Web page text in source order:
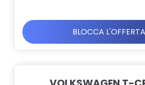
BLOCCA L'OFFERTA